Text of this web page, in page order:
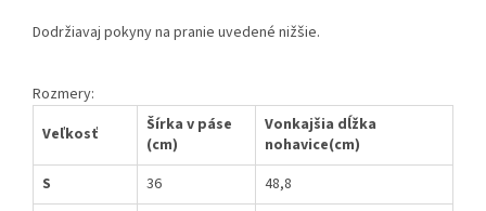
Dodržiavaj pokyny na pranie uvedené nižšie.
Rozmery:
Veľkosť
Šírka v páse
(cm)
Vonkajšia dĺžka
nohavice(cm)
S
36
48,8